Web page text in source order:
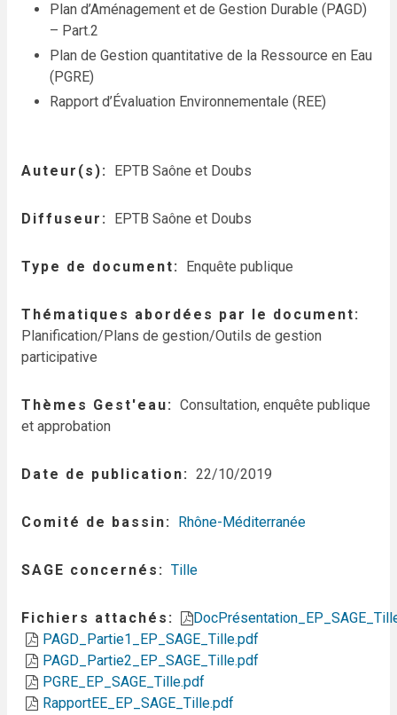
Plan d’Aménagement et de Gestion Durable (PAGD)
– Part.2
Plan de Gestion quantitative de la Ressource en Eau
(PGRE)
Rapport d’Évaluation Environnementale (REE)
Auteur(s) EPTB Saône et Doubs
Diffuseur EPTB Saône et Doubs
Type de document Enquête publique
Thématiques abordées par le document
Planification/Plans de gestion/Outils de gestion
participative
Thèmes Gest'eau
Consultation, enquête publique
et approbation
Date de publication 22/10/2019
Comité de bassin Rhône-Méditerranée
SAGE concernés Tille
Fichiers attachés
PAGD_Partie1_EP_SAGE_Tille.pdf
PAGD_Partie2_EP_SAGE_Tille.pdf
PGRE_EP_SAGE_Tille.pdf
RapportEE_EP_SAGE_Tille.pdf